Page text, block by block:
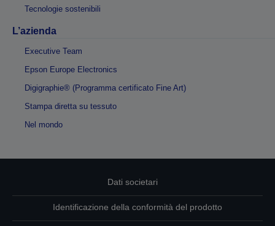
Tecnologie sostenibili
L’azienda
Executive Team
Epson Europe Electronics
Digigraphie® (Programma certificato Fine Art)
Stampa diretta su tessuto
Nel mondo
Dati societari
Identificazione della conformità del prodotto